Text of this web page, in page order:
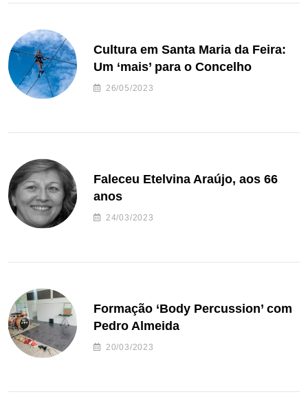
Cultura em Santa Maria da Feira:
Um ‘mais’ para o Concelho
26/05/2023
Faleceu Etelvina Araújo, aos 66
anos
24/03/2023
Formação ‘Body Percussion’ com
Pedro Almeida
20/03/2023